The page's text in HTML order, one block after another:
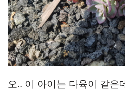
오.. 이 아이는 다육이 같은